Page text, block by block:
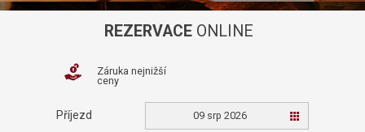
REZERVACEONLINE
Záruka nejnižší
ceny
Příjezd 09 srp 2026